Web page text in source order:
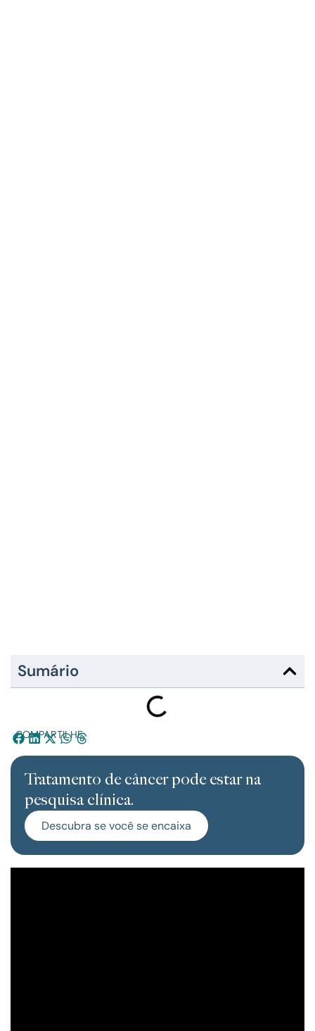
Sumário
COMPARTILHE:
Tratamento de câncer pode estar na
pesquisa clínica.
Descubra se você se encaixa